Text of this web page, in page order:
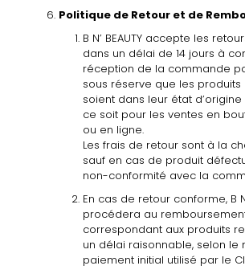
Politique de Retour et de
B N’ BEAUTY accepte les
dans un délai de 14 jours à
réception de la commande
sous réserve que les produits
soient dans leur état d’origine
ce soit pour les ventes en
ou en ligne.
Les frais de retour sont à la
sauf en cas de produit
non-conformité avec la
En cas de retour conforme, B
procédera au
correspondant aux produits
un délai raisonnable, selon le
paiement initial utilisé par le